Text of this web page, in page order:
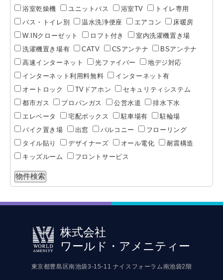
浴室乾燥機
ユニットバス 浴室TV
トイレ専用
バス・トイレ別
温水洗浄便座 エアコン
床暖房
W.INクローゼット
ロフト付き
室内洗濯機置き場
洗濯機置き場有
CATV CSアンテナ
BSアンテナ
高速インターネット
光ファイバー
地デジ対応
インターネット利用料無料
インターネット有
オートロック
TVドアホン
セキュリティシステム
都市ガス
プロパンガス 公営水道
排水下水
エレベータ
宅配ボックス 駐車場有
駐輪場
バイク置き場
出窓 バルコニー
フローリング
タイル貼り
デザイナーズ オール電化
耐震構造
キッズルーム
フロントサービス
株式会社
ワールド・アメニティー
東京都豊島区南池袋3-15-11 ナイスフォーラム南池袋2階